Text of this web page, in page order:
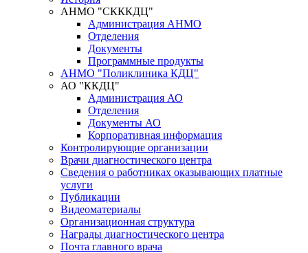
АНМО "СКККДЦ"
Администрация АНМО
Отделения
Документы
Программные продукты
АНМО "Поликлиника КДЦ"
АО "ККДЦ"
Администрация АО
Отделения
Документы АО
Корпоративная информация
Контролирующие организации
Врачи диагностического центра
Сведения о работниках оказывающих платные
услуги
Публикации
Видеоматериалы
Организационная структура
Награды диагностического центра
Почта главного врача